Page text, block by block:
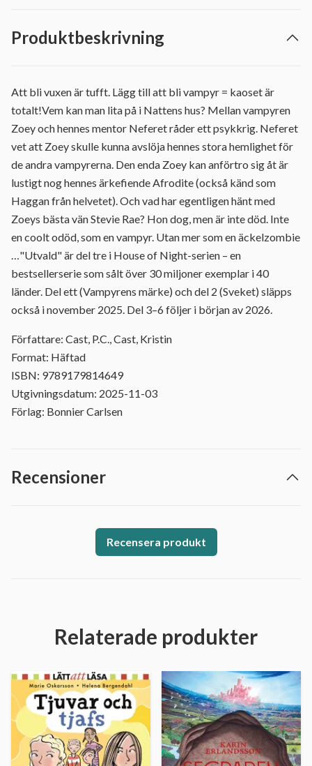
Produktbeskrivning
Att bli vuxen är tufft. Lägg till att bli vampyr = kaoset är
totalt!Vem kan man lita på i Nattens hus? Mellan vampyren
Zoey och hennes mentor Neferet råder ett psykkrig. Neferet
vet att Zoey skulle kunna avslöja hennes stora hemlighet för
de andra vampyrerna. Den enda Zoey kan anförtro sig åt är
lustigt nog hennes ärkefiende Afrodite (också känd som
Haggan från helvetet). Och vad har egentligen hänt med
Zoeys bästa vän Stevie Rae? Hon dog, men är inte död. Inte
en coolt odöd, som en vampyr. Utan mer som en äckelzombie
…"Utvald" är del tre i House of Night-serien – en
bestsellerserie som sålt över 30 miljoner exemplar i 40
länder. Del ett (Vampyrens märke) och del 2 (Sveket) släpps
också i november 2025. Del 3–6 följer i början av 2026.
Författare: Cast, P.C., Cast, Kristin
Format: Häftad
ISBN: 9789179814649
Utgivningsdatum: 2025-11-03
Förlag: Bonnier Carlsen
Recensioner
Recensera produkt
Relaterade produkter